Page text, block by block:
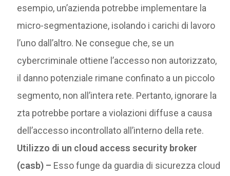
esempio, un’azienda potrebbe implementare la
micro-segmentazione, isolando i carichi di lavoro
l’uno dall’altro. Ne consegue che, se un
cybercriminale ottiene l’accesso non autorizzato,
il danno potenziale rimane confinato a un piccolo
segmento, non all’intera rete. Pertanto, ignorare la
zta potrebbe portare a violazioni diffuse a causa
dell’accesso incontrollato all’interno della rete.
Utilizzo di un cloud access security broker
(casb) – Esso funge da guardia di sicurezza cloud